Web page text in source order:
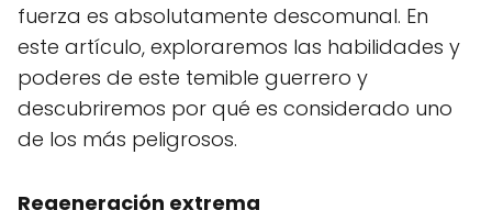
fuerza es absolutamente descomunal. En
este artículo, exploraremos las habilidades y
poderes de este temible guerrero y
descubriremos por qué es considerado uno
de los más peligrosos.
Regeneración extrema